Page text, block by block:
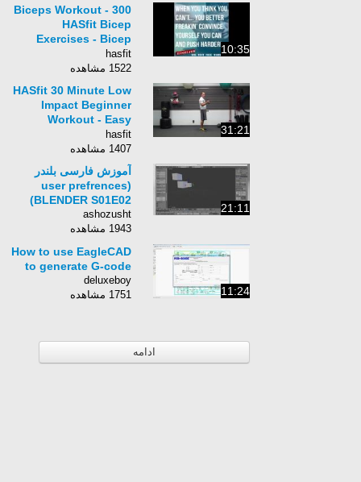
10:35
300 Biceps Workout -
HASfit Bicep
Exercises - Bicep
Workout Training -
Biceps Exercise
hasfit
1522 مشاهده
31:21
HASfit 30 Minute Low
Impact Beginner
Workout - Easy
Exercises at Home -
Easy Workout for
Beginners
hasfit
1407 مشاهده
21:11
آموزش فارسی بلندر
user prefrences)
BLENDER S01E02)
ashozusht
1943 مشاهده
11:24
How to use EagleCAD
to generate G-code
deluxeboy
1751 مشاهده
ادامه